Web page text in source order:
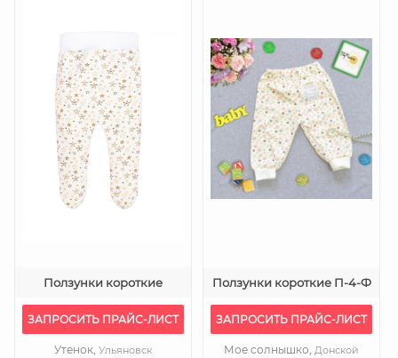
Ползунки короткие
ЗАПРОСИТЬ ПРАЙС-ЛИСТ
Утенок, Ульяновск
Ползунки короткие П-4-Ф
ЗАПРОСИТЬ ПРАЙС-ЛИСТ
Мое солнышко,Донской